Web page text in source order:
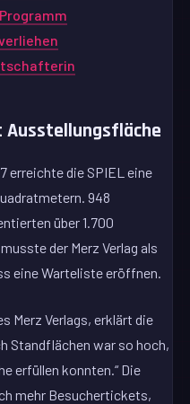
Ausstellungsfläche
erreichte die SPIEL eine
948
über 1.700
der Merz Verlag als
eine Warteliste eröffnen.
Merz Verlags, erklärt die
Standflächen war so hoch,
erfüllen konnten.“ Die
mehr Besuchertickets,